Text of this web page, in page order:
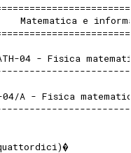
e
04 - Fisica
A - Fisica
|